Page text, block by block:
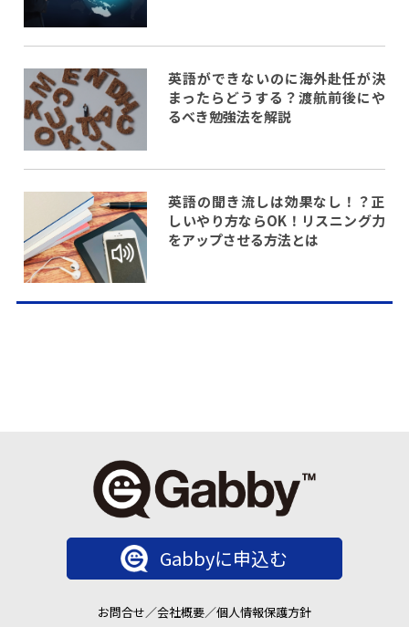
英語ができないのに海外赴任が決
まったらどうする？渡航前後にや
るべき勉強法を解説
英語の聞き流しは効果なし！？正
しいやり方ならOK！リスニング力
をアップさせる方法とは
Gabbyに申込む
お問合せ／会社概要／個人情報保護方針